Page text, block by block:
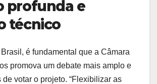
profunda e
técnico
Brasil, é fundamental que a Câmara
promova um debate mais amplo e
de votar o projeto. “Flexibilizar as